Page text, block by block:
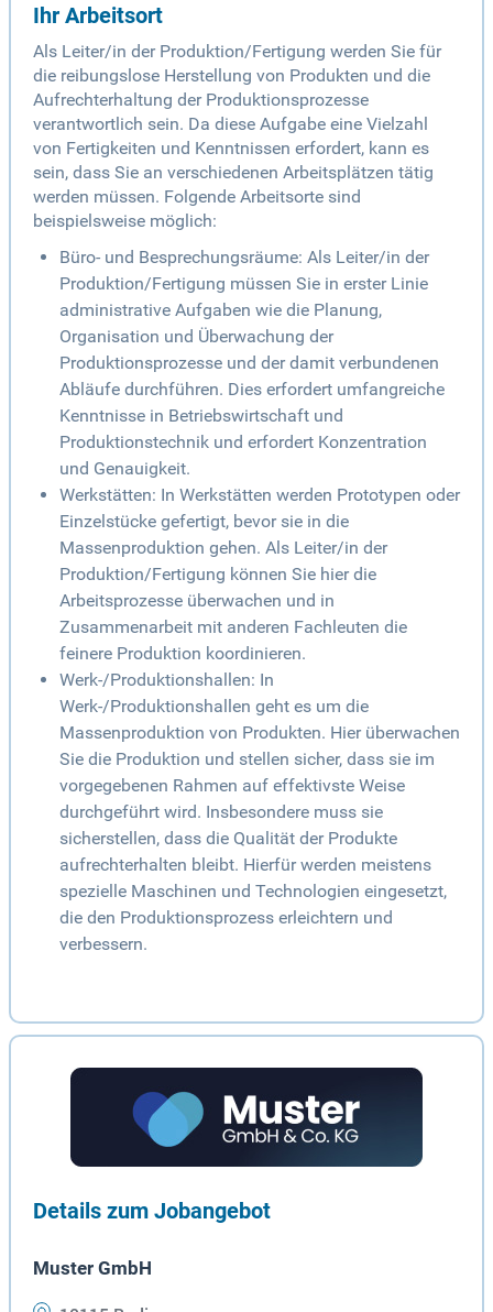
Ihr Arbeitsort
Als Leiter/in der Produktion/Fertigung werden Sie für
die reibungslose Herstellung von Produkten und die
Aufrechterhaltung der Produktionsprozesse
verantwortlich sein. Da diese Aufgabe eine Vielzahl
von Fertigkeiten und Kenntnissen erfordert, kann es
sein, dass Sie an verschiedenen Arbeitsplätzen tätig
werden müssen. Folgende Arbeitsorte sind
beispielsweise möglich:
Büro- und Besprechungsräume: Als Leiter/in der
Produktion/Fertigung müssen Sie in erster Linie
administrative Aufgaben wie die Planung,
Organisation und Überwachung der
Produktionsprozesse und der damit verbundenen
Abläufe durchführen. Dies erfordert umfangreiche
Kenntnisse in Betriebswirtschaft und
Produktionstechnik und erfordert Konzentration
und Genauigkeit.
Werkstätten: In Werkstätten werden Prototypen oder
Einzelstücke gefertigt, bevor sie in die
Massenproduktion gehen. Als Leiter/in der
Produktion/Fertigung können Sie hier die
Arbeitsprozesse überwachen und in
Zusammenarbeit mit anderen Fachleuten die
feinere Produktion koordinieren.
Werk-/Produktionshallen: In
Werk-/Produktionshallen geht es um die
Massenproduktion von Produkten. Hier überwachen
Sie die Produktion und stellen sicher, dass sie im
vorgegebenen Rahmen auf effektivste Weise
durchgeführt wird. Insbesondere muss sie
sicherstellen, dass die Qualität der Produkte
aufrechterhalten bleibt. Hierfür werden meistens
spezielle Maschinen und Technologien eingesetzt,
die den Produktionsprozess erleichtern und
verbessern.
Details zum Jobangebot
Muster GmbH